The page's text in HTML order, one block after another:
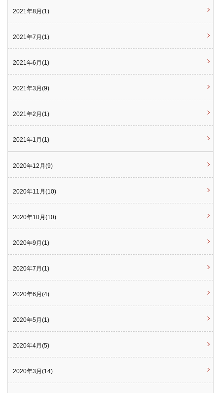
2021年8月(1)
2021年7月(1)
2021年6月(1)
2021年3月(9)
2021年2月(1)
2021年1月(1)
2020年12月(9)
2020年11月(10)
2020年10月(10)
2020年9月(1)
2020年7月(1)
2020年6月(4)
2020年5月(1)
2020年4月(5)
2020年3月(14)